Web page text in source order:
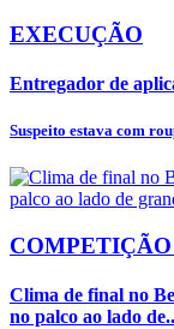
EXECUÇÃO
Entregador de
Suspeito estava com
Clima de final no
no palco ao lado